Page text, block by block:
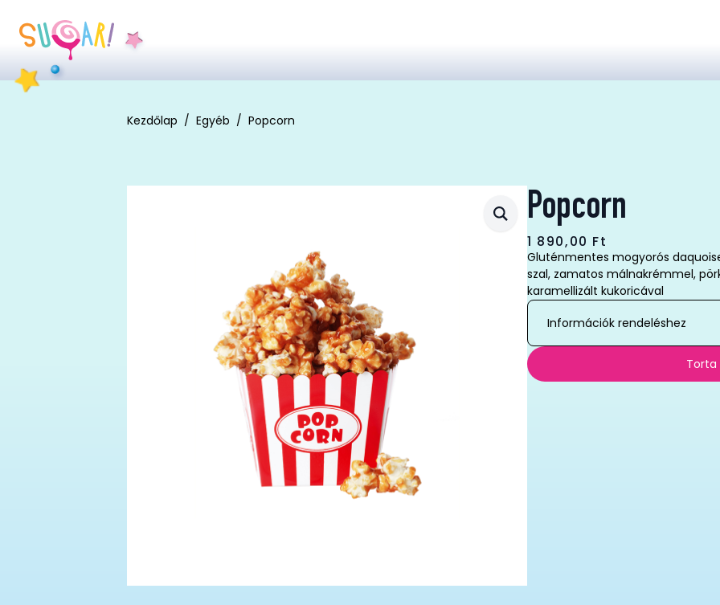
Kezdőlap Egyéb Popcorn
Popcorn
1 890,00 Ft
Gluténmentes mogyorós
szal, zamatos málnakrémmel,
karamellizált kukoricával
Információk rendeléshez
Torta